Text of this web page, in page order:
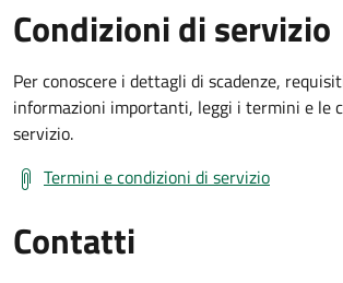
Condizioni di servizio
Per conoscere i dettagli di scadenze,
informazioni importanti, leggi i termini e le
servizio.
Termini e condizioni di servizio
Contatti